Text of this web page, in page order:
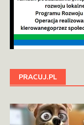
PRACUJ.PL